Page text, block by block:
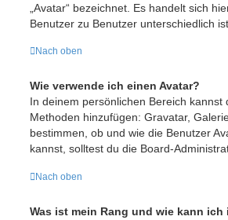
„Avatar“ bezeichnet. Es handelt sich
Benutzer zu Benutzer unterschiedlich ist.
Nach oben
Wie verwende ich einen Avatar?
In deinem persönlichen Bereich kannst
Methoden hinzufügen: Gravatar,
bestimmen, ob und wie die Benutzer
kannst, solltest du die Board-
Nach oben
Was ist mein Rang und wie kann ich